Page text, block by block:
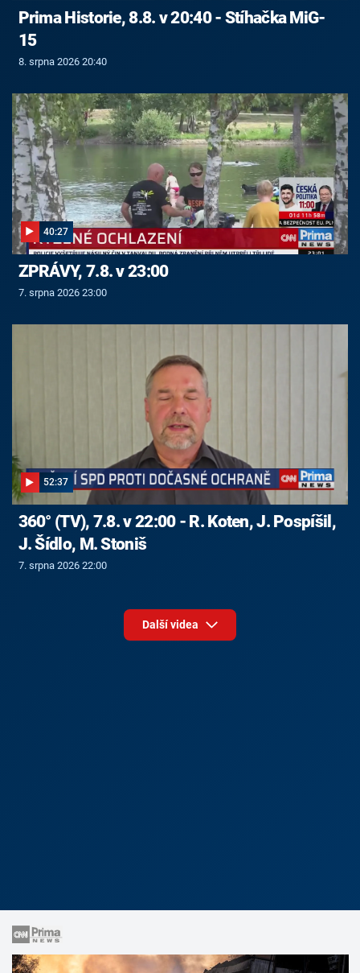
Prima Historie, 8.8. v 20:40 - Stíhačka MiG-
15
8. srpna 2026 20:40
40:27
ZPRÁVY, 7.8. v 23:00
7. srpna 2026 23:00
52:37
360° (TV), 7.8. v 22:00 - R. Koten, J. Pospíšil,
J. Šídlo, M. Stoniš
7. srpna 2026 22:00
Další videa